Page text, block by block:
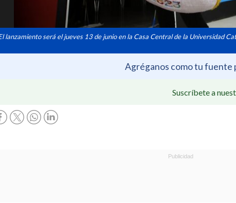
lanzamiento será el jueves 13 de junio en la Casa Central de la Universidad
Agréganos como tu fuente
Suscríbete a